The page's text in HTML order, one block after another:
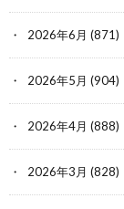
2026年6月 (871)
2026年5月 (904)
2026年4月 (888)
2026年3月 (828)